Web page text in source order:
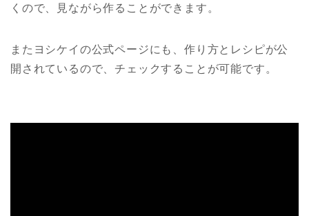
くので、見ながら作ることができます。
またヨシケイの公式ページにも、作り方とレシピが公
開されているので、チェックすることが可能です。